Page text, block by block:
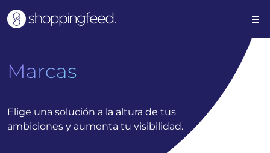
Marcas
Elige una solución a la altura de tus
ambiciones y aumenta tu visibilidad.